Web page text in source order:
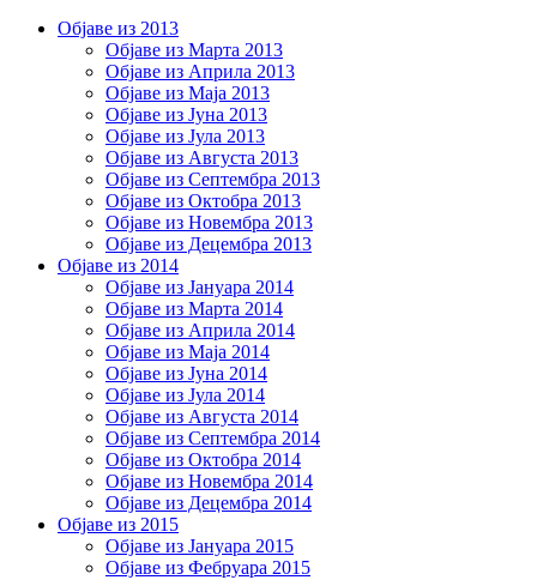
Објаве из 2013
Објаве из Марта 2013
Објаве из Априла 2013
Објаве из Маја 2013
Објаве из Јунa 2013
Објаве из Јула 2013
Објаве из Августа 2013
Објаве из Септембра 2013
Објаве из Октобра 2013
Објаве из Новембра 2013
Објаве из Децембра 2013
Објаве из 2014
Објаве из Јануара 2014
Објаве из Марта 2014
Објаве из Априла 2014
Објаве из Маја 2014
Објаве из Јуна 2014
Објаве из Јула 2014
Објаве из Августа 2014
Објаве из Септембра 2014
Објаве из Октобра 2014
Објаве из Новембра 2014
Објаве из Децембра 2014
Објаве из 2015
Објаве из Јануара 2015
Објаве из Фебруара 2015